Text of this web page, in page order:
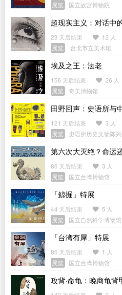
展览
国立故宫博物院
超现实主义：对话中
23 天后结束 12 人
展览
台北市立美术馆
埃及之王：法老
156 天后结束 26 人
展览
奇美博物馆
田野回声：史语所与
121 天后结束 3 人
展览
史语所历史文物陈列
第六次大灭绝？命运
86 天后结束 3 人
展览
国立台湾博物馆
「鲸掘」特展
44 天后结束 5 人
展览
国立自然科学博物馆
「台湾有犀」特展
86 天后结束 1 人
展览
国立台湾博物馆
攻背·命龟：晚商龟背